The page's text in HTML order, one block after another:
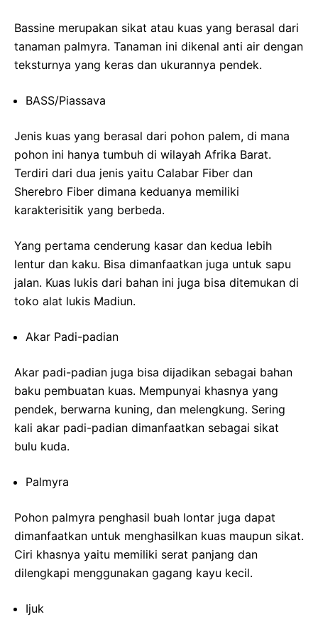
Bassine merupakan sikat atau kuas yang berasal dari
tanaman palmyra. Tanaman ini dikenal anti air dengan
teksturnya yang keras dan ukurannya pendek.
BASS/Piassava
Jenis kuas yang berasal dari pohon palem, di mana
pohon ini hanya tumbuh di wilayah Afrika Barat.
Terdiri dari dua jenis yaitu Calabar Fiber dan
Sherebro Fiber dimana keduanya memiliki
karakterisitik yang berbeda.
Yang pertama cenderung kasar dan kedua lebih
lentur dan kaku. Bisa dimanfaatkan juga untuk sapu
jalan. Kuas lukis dari bahan ini juga bisa ditemukan di
toko alat lukis Madiun.
Akar Padi-padian
Akar padi-padian juga bisa dijadikan sebagai bahan
baku pembuatan kuas. Mempunyai khasnya yang
pendek, berwarna kuning, dan melengkung. Sering
kali akar padi-padian dimanfaatkan sebagai sikat
bulu kuda.
Palmyra
Pohon palmyra penghasil buah lontar juga dapat
dimanfaatkan untuk menghasilkan kuas maupun sikat.
Ciri khasnya yaitu memiliki serat panjang dan
dilengkapi menggunakan gagang kayu kecil.
Ijuk